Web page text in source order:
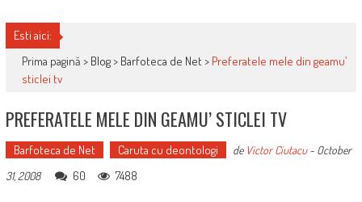
Esti aici:
Prima pagină > Blog> Barfoteca de Net> Preferatele mele din geamu’
sticlei tv
PREFERATELE MELE DIN GEAMU’ STICLEI TV
Barfoteca de Net Caruta cu deontologi de Victor Ciutacu- October
31, 2008
60 7488